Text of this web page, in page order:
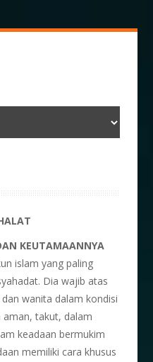
KEUTAMAANNYA
islam yang paling
Dia wajib atas
wanita dalam kondisi
aman, takut, dalam
keadaan bermukim
memiliki cara khusus